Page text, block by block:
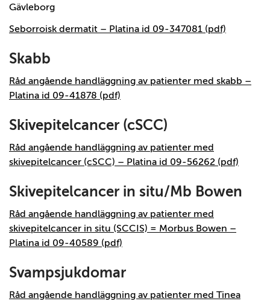
Gävleborg
Seborroisk dermatit – Platina id 09-347081 (pdf)
Skabb
Råd angående handläggning av patienter med skabb –
Platina id 09-41878 (pdf)
Skivepitelcancer (cSCC)
Råd angående handläggning av patienter med
skivepitelcancer (cSCC) – Platina id 09-56262 (pdf)
Skivepitelcancer in situ/Mb Bowen
Råd angående handläggning av patienter med
skivepitelcancer in situ (SCCIS) = Morbus Bowen –
Platina id 09-40589 (pdf)
Svampsjukdomar
Råd angående handläggning av patienter med Tinea